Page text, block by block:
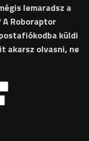
lemaradsz a
Roboraptor
küldi
akarsz olvasni, ne